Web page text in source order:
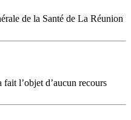
de la Santé de La Réunion
l’objet d’aucun recours